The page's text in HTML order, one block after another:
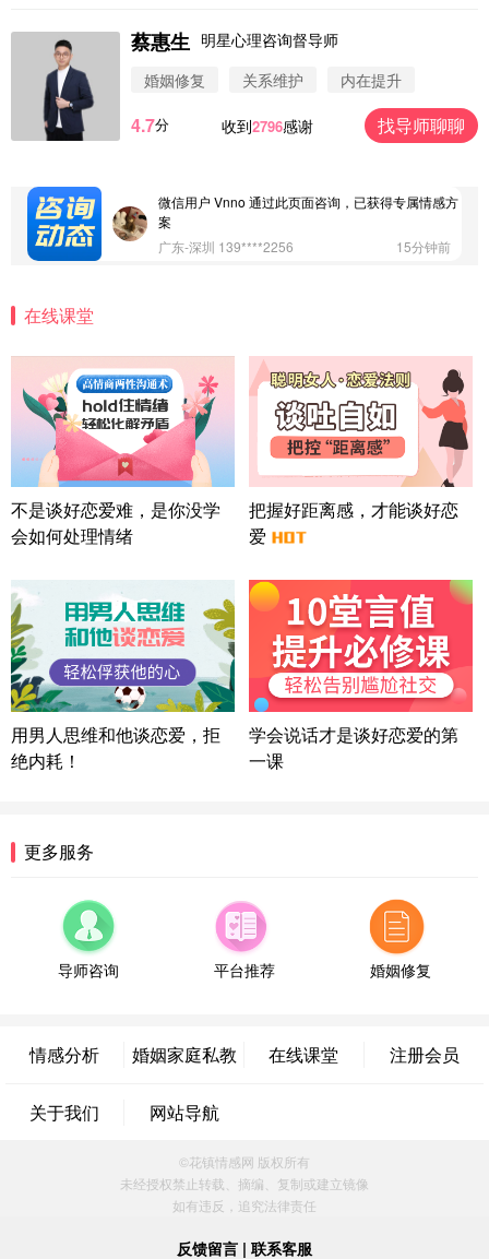
蔡惠生 明星心理咨询督导师
婚姻修复
关系维护 内在提升
4.7分 收到2796感谢 找导师聊聊
微信用户 圆圈 通过此页面咨询，已获得专属情感方
微信用户 Vnno 通过此页面咨询，已获得专属情感方
案
广东-深圳 139****2256
15分钟前
案
四川-成都 136****6402
5分钟前
微信用户 怀拥倾城女 通过此页面咨询，已获得专属
情感方案
北京-朝阳 151****3189
22分钟前
方案
上海-浦东 177****9074
广东-广州 188****5632
12分钟前
微信用户 司马锘 通过此页面咨询，已获得专属情感
方案
湖北-武汉 135****7410
41分钟前
方案
陕西-西安 139****6283
湖南-长沙 187****3359
18分钟前
微信用户 超 通过此页面咨询，已获得专属情感方案
福建-厦门 159****4462
53分钟前
山东-青岛 138****9975
7分钟前
方案
微信用户 H-孙志远-上海 通过此页面咨询，已获得专
属情感方案
上海-黄浦 135****7601
微信用户 墨笙 通过此页面咨询，已获得专属情感方
在线课堂
不是谈好恋爱难，是你没学
会如何处理情绪
把握好距离感，才能谈好恋
爱
用男人思维和他谈恋爱，拒
绝内耗！
学会说话才是谈好恋爱的第
一课
更多服务
导师咨询 平台推荐 婚姻修复
情感分析 婚姻家庭私教 在线课堂 注册会员
关于我们 网站导航
©花镇情感网 版权所有
未经授权禁止转载、摘编、复制或建立镜像
如有违反，追究法律责任
反馈留言 | 联系客服